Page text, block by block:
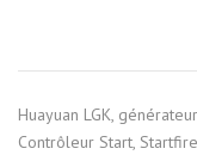
Huayuan LGK,
Contrôleur Start,